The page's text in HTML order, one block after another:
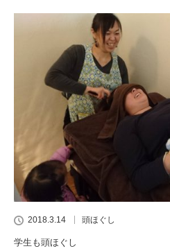
2018.3.14 頭ほぐし
学生も頭ほぐし